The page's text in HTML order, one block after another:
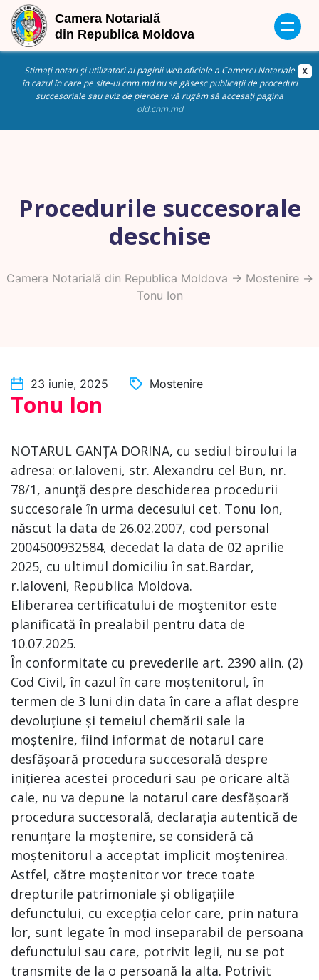
Stimați notari și utilizatori ai paginii web oficiale a Camerei Notariale
în cazul în care pe site-ul cnm.md nu se găsesc publicații de proceduri
succesoriale sau aviz de pierdere vă rugăm să accesați pagina
old.cnm.md
Procedurile succesorale
deschise
Camera Notarială din Republica Moldova -> Mostenire->
Tonu Ion
23 iunie, 2025 Mostenire
Tonu Ion
NOTARUL GANȚA DORINA, cu sediul biroului la
adresa: or.Ialoveni, str. Alexandru cel Bun, nr.
78/1, anunţă despre deschiderea procedurii
succesorale în urma decesului cet. Tonu Ion,
născut la data de 26.02.2007, cod personal
2004500932584, decedat la data de 02 aprilie
2025, cu ultimul domiciliu în sat.Bardar,
r.Ialoveni, Republica Moldova.
Eliberarea certificatului de moştenitor este
planificată în prealabil pentru data de
10.07.2025.
În conformitate cu prevederile art. 2390 alin. (2)
Cod Civil, în cazul în care moștenitorul, în
termen de 3 luni din data în care a aflat despre
devoluțiune și temeiul chemării sale la
moștenire, fiind informat de notarul care
desfășoară procedura succesorală despre
inițierea acestei proceduri sau pe oricare altă
cale, nu va depune la notarul care desfășoară
procedura succesorală, declarația autentică de
renunțare la moștenire, se consideră că
moștenitorul a acceptat implicit moștenirea.
Astfel, către moștenitor vor trece toate
drepturile patrimoniale și obligațiile
defunctului, cu excepția celor care, prin natura
lor, sunt legate în mod inseparabil de persoana
defunctului sau care, potrivit legii, nu se pot
transmite de la o persoană la alta. Potrivit